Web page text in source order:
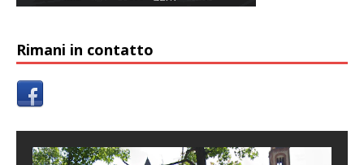
Rimani in contatto